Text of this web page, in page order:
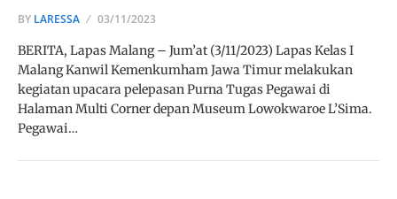
BY LARESSA 03/11/2023
BERITA, Lapas Malang – Jum’at (3/11/2023) Lapas Kelas I
Malang Kanwil Kemenkumham Jawa Timur melakukan
kegiatan upacara pelepasan Purna Tugas Pegawai di
Halaman Multi Corner depan Museum Lowokwaroe L’Sima.
Pegawai…